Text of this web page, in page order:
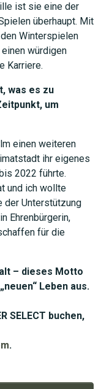
ist sie eine der
überhaupt. Mit
Winterspielen
würdigen
Karriere.
was es zu
um
einen weiteren
ihr eigenes
2022 führte.
und ich wollte
der Unterstützung
Ehrenbürgerin,
für die
– dieses Motto
Leben aus.
SELECT buchen,
.